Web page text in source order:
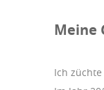
Meine
Ich